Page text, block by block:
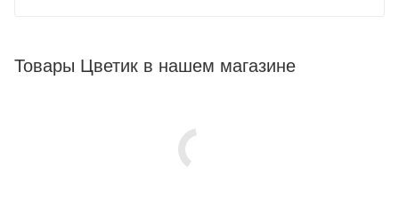
Товары Цветик в нашем магазине